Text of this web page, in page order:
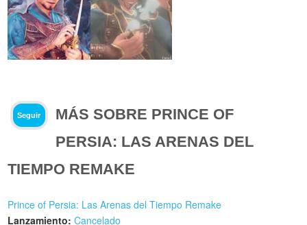
Seguir
MÁS SOBRE PRINCE OF
PERSIA: LAS ARENAS DEL
TIEMPO REMAKE
Prince of Persia: Las Arenas del Tiempo Remake
Lanzamiento: Cancelado